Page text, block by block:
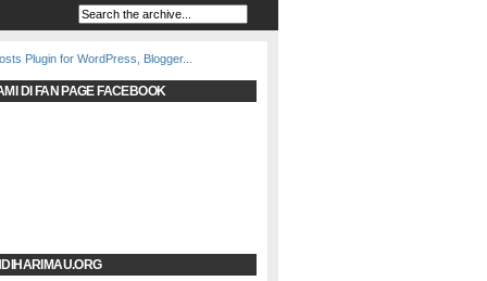
DI FAN PAGE FACEBOOK